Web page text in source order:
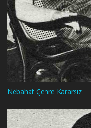
Nebahat Çehre Kararsız